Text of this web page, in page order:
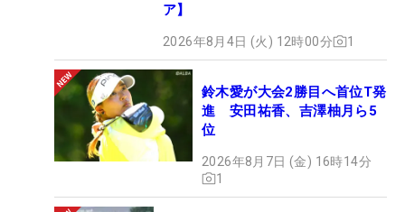
ア】
2026年8月4日 (火) 12時00分 1
鈴木愛が大会2勝目へ首位T発
進 安田祐香、吉澤柚月ら5
位
2026年8月7日 (金) 16時14分
1